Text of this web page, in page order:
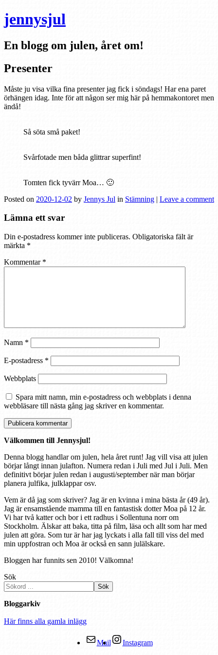
jennysjul
En blogg om julen, året om!
Presenter
Måste ju visa vilka fina presenter jag fick i söndags! Har ena paret
örhängen idag. Inte för att någon ser mig här på hemmakontoret men
ändå!
Så söta små paket!
Svårfotade men båda glittrar superfint!
Tomten fick tyvärr Moa… 🙂
Posted on 2020-12-02 by Jennys Jul in Stämning | Leave a comment
Lämna ett svar
Din e-postadress kommer inte publiceras. Obligatoriska fält är
märkta *
Kommentar *
Namn *
E-postadress *
Webbplats
Spara mitt namn, min e-postadress och webbplats i denna
webbläsare till nästa gång jag skriver en kommentar.
Välkommen till Jennysjul!
Denna blogg handlar om julen, hela året runt! Jag vill visa att julen
börjar långt innan julafton. Numera redan i Juli med Jul i Juli. Men
definitivt börjar julen redan i augusti/september när man börjar
planera julfika, julklappar osv.
Vem är då jag som skriver? Jag är en kvinna i mina bästa år (49 år).
Jag är ensamstående mamma till en fantastisk dotter Moa på 12 år.
Vi har två katter och bor i ett radhus i Sollentuna norr om
Stockholm. Älskar att baka, titta på film, läsa och allt som har med
julen att göra. Som tur är har jag lyckats i alla fall till viss del med
min uppfostran och Moa är också en sann julälskare.
Bloggen har funnits sen 2010! Välkomna!
Sök
Sök
Bloggarkiv
Här finns alla gamla inlägg
Mail Instagram